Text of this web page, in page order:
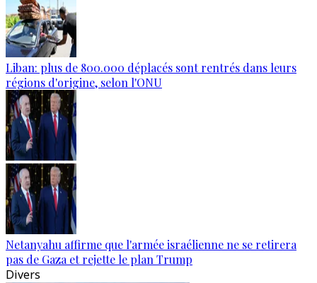
Liban: plus de 800.000 déplacés sont rentrés dans leurs
régions d'origine, selon l'ONU
Netanyahu affirme que l'armée israélienne ne se retirera
pas de Gaza et rejette le plan Trump
Divers